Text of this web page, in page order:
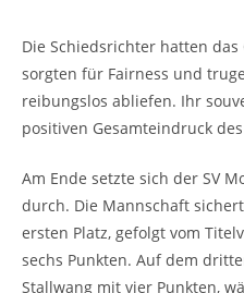
Die Schiedsrichter hatten
sorgten für Fairness und
reibungslos abliefen. Ihr
positiven Gesamteindruck
Am Ende setzte sich der SV
durch. Die Mannschaft
ersten Platz, gefolgt vom
sechs Punkten. Auf dem
Stallwang mit vier Punkten,